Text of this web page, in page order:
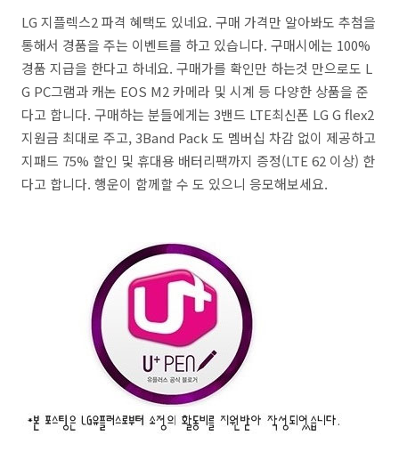
LG 지플렉스2 파격 혜택도 있네요. 구매 가격만 알아봐도 추첨을
통해서 경품을 주는 이벤트를 하고 있습니다. 구매시에는 100%
경품 지급을 한다고 하네요. 구매가를 확인만 하는것 만으로도 L
G PC그램과 캐논 EOS M2 카메라 및 시계 등 다양한 상품을 준
다고 합니다. 구매하는 분들에게는 3밴드 LTE최신폰 LG G flex2
지원금 최대로 주고, 3Band Pack 도 멤버십 차감 없이 제공하고
지패드 75% 할인 및 휴대용 배터리팩까지 증정(LTE 62 이상) 한
다고 합니다. 행운이 함께할 수 도 있으니 응모해보세요.